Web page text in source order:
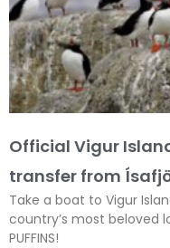
Official Vigur
transfer from
Take a boat to Vigur
country’s most beloved
PUFFINS!